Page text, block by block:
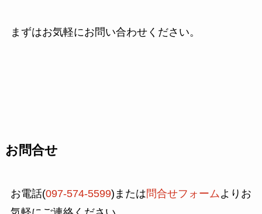
まずはお気軽にお問い合わせください。
お問合せ
お電話(097-574-5599)または問合せフォームよりお